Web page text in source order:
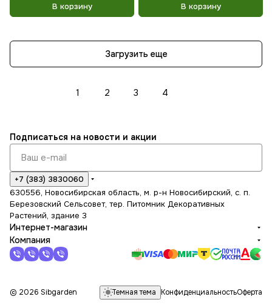
В корзину В корзину
Загрузить еще
1 2 3 4
Подписаться на новости и акции
+7 (383) 3830060
630556, Новосибирская область, м. р-н Новосибирский, с. п.
Березовский Сельсовет, тер. Питомник Декоративных
Растений, здание 3
Интернет-магазин
Компания
© 2026 Sibgarden Темная тема КонфиденциальностьОферта